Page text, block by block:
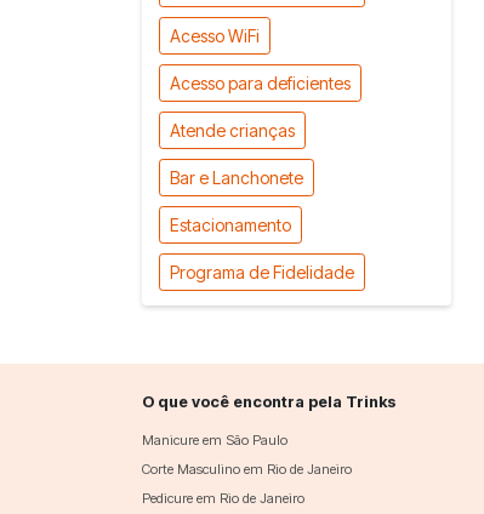
Acesso WiFi
Acesso para deficientes
Atende crianças
Bar e Lanchonete
Estacionamento
Programa de Fidelidade
O que você encontra pela Trinks
Manicure em São Paulo
Corte Masculino em Rio de Janeiro
Pedicure em Rio de Janeiro